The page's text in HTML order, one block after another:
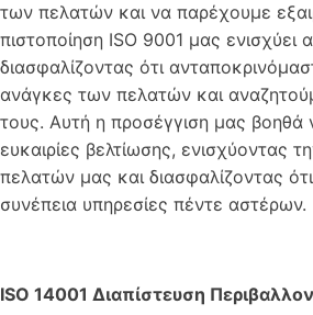
των πελατών και να παρέχουμε
πιστοποίηση ISO 9001 μας ενισχύει
διασφαλίζοντας ότι
ανάγκες των πελατών και
τους. Αυτή η προσέγγιση μας βοηθά
ευκαιρίες βελτίωσης, ενισχύοντας
πελατών μας και διασφαλίζοντας
συνέπεια υπηρεσίες πέντε αστέρων.
ISO 14001 Διαπίστευση